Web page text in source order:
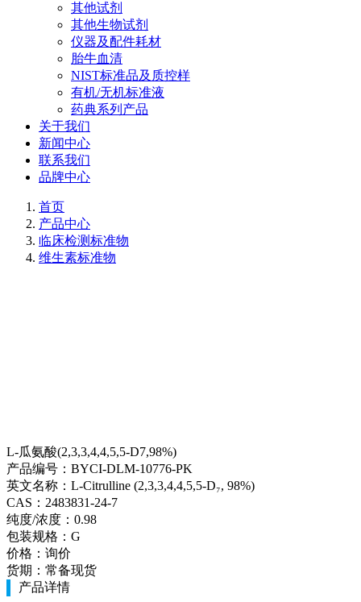
其他试剂
其他生物试剂
仪器及配件耗材
胎牛血清
NIST标准品及质控样
有机/无机标准液
药典系列产品
关于我们
新闻中心
联系我们
品牌中心
首页
产品中心
临床检测标准物
维生素标准物
L-瓜氨酸(2,3,3,4,4,5,5-D7,98%)
产品编号： BYCI-DLM-10776-PK
英文名称： L-Citrulline (2,3,3,4,4,5,5-D₇, 98%)
CAS： 2483831-24-7
纯度/浓度： 0.98
包装规格： G
价格： 询价
货期： 常备现货
产品详情